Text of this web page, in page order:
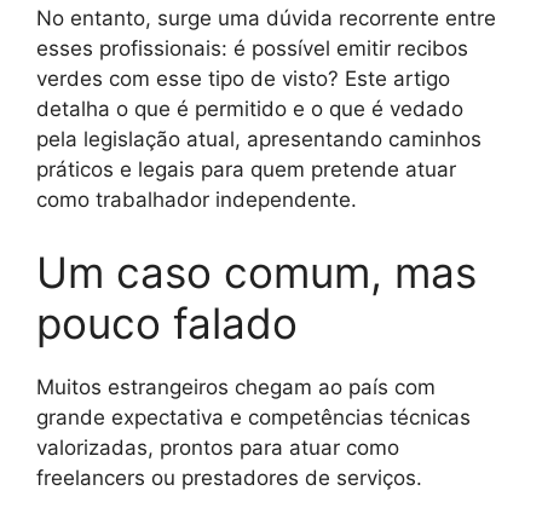
No entanto, surge uma dúvida recorrente entre
esses profissionais: é possível emitir recibos
verdes com esse tipo de visto? Este artigo
detalha o que é permitido e o que é vedado
pela legislação atual, apresentando caminhos
práticos e legais para quem pretende atuar
como trabalhador independente.
Um caso comum, mas
pouco falado
Muitos estrangeiros chegam ao país com
grande expectativa e competências técnicas
valorizadas, prontos para atuar como
freelancers ou prestadores de serviços.